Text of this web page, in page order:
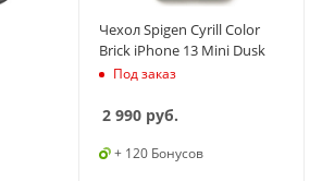
Чехол Spigen Cyrill Color
Brick iPhone 13 Mini Dusk
Под заказ
2 990руб.
+ 120 Бонусов